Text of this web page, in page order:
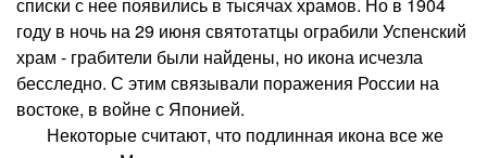
году в ночь на 29 июня святотатцы ограбили Успенский
храм - грабители были найдены, но икона исчезла
бесследно. С этим связывали поражения России на
востоке, в войне с Японией.
Некоторые считают, что подлинная икона все же